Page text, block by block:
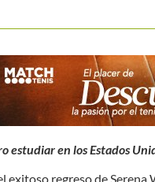
estudiar en los Estados
exitoso regreso de Serena